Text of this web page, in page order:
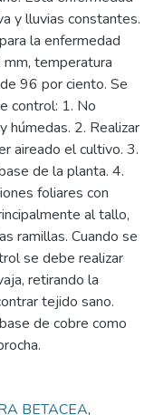
y lluvias constantes.
la enfermedad
temperatura
96 por ciento. Se
control: 1. No
húmedas. 2. Realizar
aireado el cultivo. 3.
de la planta. 4.
foliares con
al tallo,
ramillas. Cuando se
se debe realizar
retirando la
tejido sano.
de cobre como
BETACEA,